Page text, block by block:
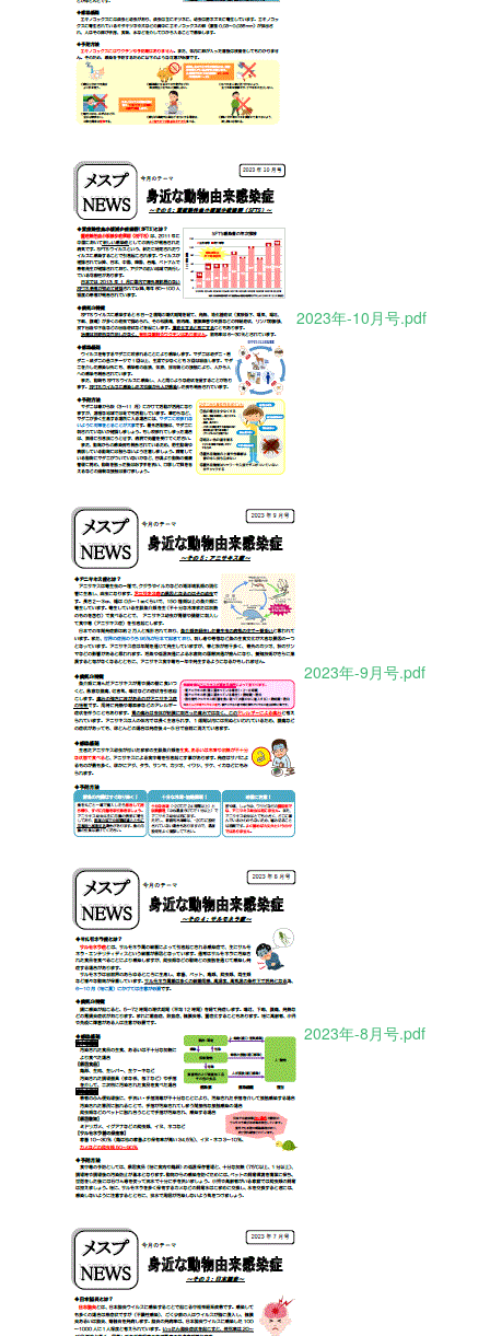
2023年-10月号.pdf
2023年-9月号.pdf
2023年-8月号.pdf